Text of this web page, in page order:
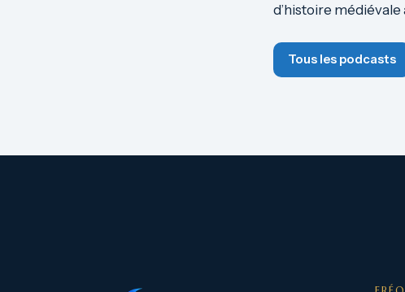
d’histoire médiévale
Tous les podcasts